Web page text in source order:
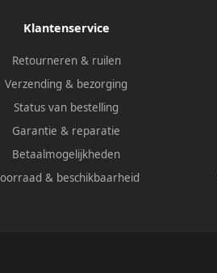
Klantenservice
Retourneren & ruilen
Verzending & bezorging
Status van bestelling
Garantie & reparatie
Betaalmogelijkheden
& beschikbaarheid